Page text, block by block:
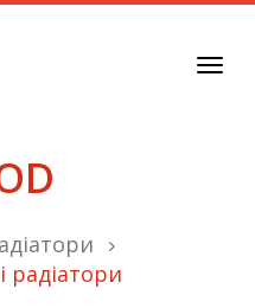
радіатори